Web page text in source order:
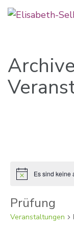
HinweisEs sind keine
Prüfung
Veranstaltungen